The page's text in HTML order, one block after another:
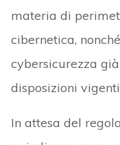
materia di
cibernetica,
cybersicurezza
disposizioni
In attesa del